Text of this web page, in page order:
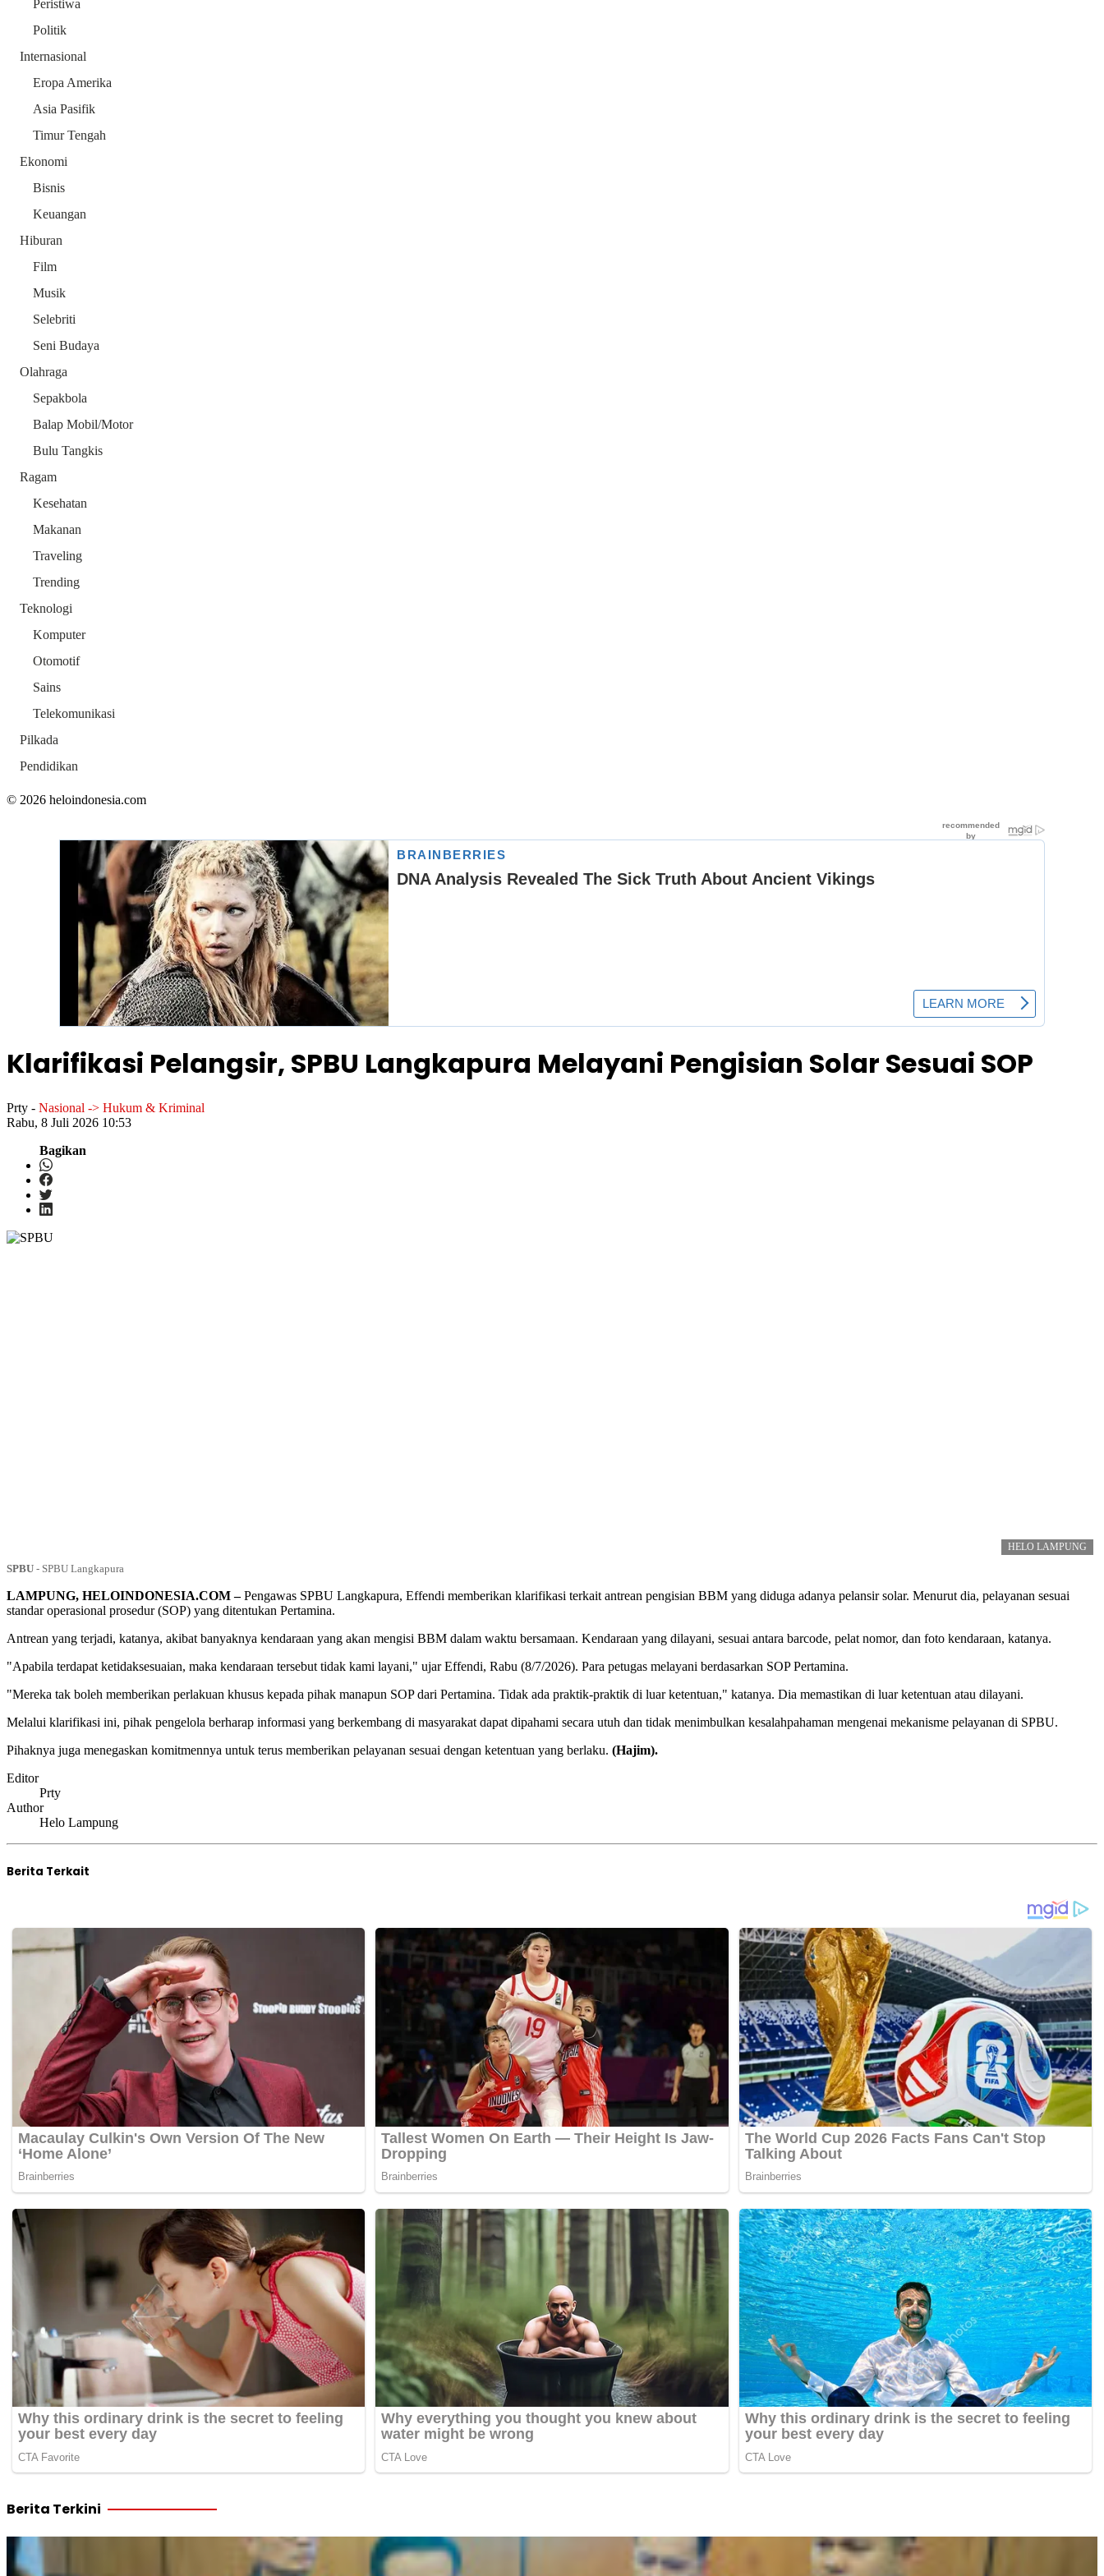
Peristiwa
Politik
Internasional
Eropa Amerika
Asia Pasifik
Timur Tengah
Ekonomi
Bisnis
Keuangan
Hiburan
Film
Musik
Selebriti
Seni Budaya
Olahraga
Sepakbola
Balap Mobil/Motor
Bulu Tangkis
Ragam
Kesehatan
Makanan
Traveling
Trending
Teknologi
Komputer
Otomotif
Sains
Telekomunikasi
Pilkada
Pendidikan
© 2026 heloindonesia.com
Klarifikasi Pelangsir, SPBU Langkapura Melayani Pengisian Solar Sesuai SOP
Prty - Nasional -> Hukum & Kriminal
Rabu, 8 Juli 2026 10:53
Bagikan
HELO LAMPUNG
SPBU - SPBU Langkapura
LAMPUNG, HELOINDONESIA.COM –Pengawas SPBU Langkapura, Effendi memberikan klarifikasi terkait antrean pengisian BBM yang diduga adanya pelansir solar. Menurut dia, pelayanan sesuai
standar operasional prosedur (SOP) yang ditentukan Pertamina.
Antrean yang terjadi, katanya, akibat banyaknya kendaraan yang akan mengisi BBM dalam waktu bersamaan. Kendaraan yang dilayani, sesuai antara barcode, pelat nomor, dan foto kendaraan, katanya.
"Apabila terdapat ketidaksesuaian, maka kendaraan tersebut tidak kami layani," ujar Effendi, Rabu (8/7/2026). Para petugas melayani berdasarkan SOP Pertamina.
"Mereka tak boleh memberikan perlakuan khusus kepada pihak manapun SOP dari Pertamina. Tidak ada praktik-praktik di luar ketentuan," katanya. Dia memastikan di luar ketentuan atau dilayani.
Melalui klarifikasi ini, pihak pengelola berharap informasi yang berkembang di masyarakat dapat dipahami secara utuh dan tidak menimbulkan kesalahpahaman mengenai mekanisme pelayanan di SPBU.
Pihaknya juga menegaskan komitmennya untuk terus memberikan pelayanan sesuai dengan ketentuan yang berlaku. (Hajim).
Editor
Prty
Author
Helo Lampung
Berita Terkait
Berita Terkini